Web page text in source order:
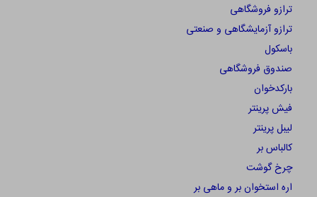
ترازو فروشگاهی
ترازو آزمایشگاهی و صنعتی
باسکول
صندوق فروشگاهی
بارکدخوان
فیش پرینتر
لیبل پرینتر
کالباس بر
چرخ گوشت
اره استخوان بر و ماهی بر